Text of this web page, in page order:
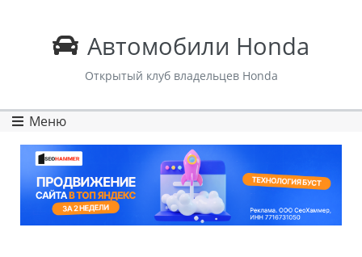
Автомобили Honda
Открытый клуб владельцев Honda
Меню